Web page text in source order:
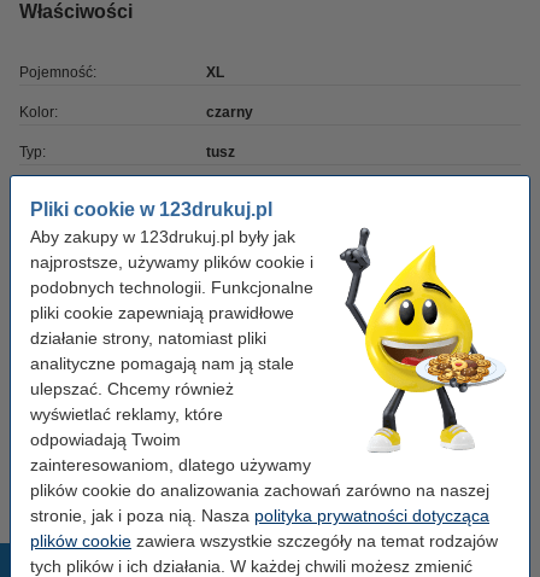
Pliki cookie w 123drukuj.pl
Aby zakupy w 123drukuj.pl były jak
najprostsze, używamy plików cookie i
podobnych technologii. Funkcjonalne
pliki cookie zapewniają prawidłowe
działanie strony, natomiast pliki
analityczne pomagają nam ją stale
ulepszać. Chcemy również
wyświetlać reklamy, które
odpowiadają Twoim
zainteresowaniom, dlatego używamy
plików cookie do analizowania zachowań zarówno na naszej
stronie, jak i poza nią. Nasza polityka prywatności dotycząca
plików cookie zawiera wszystkie szczegóły na temat rodzajów
tych plików i ich działania. W każdej chwili możesz zmienić
Właściwości
Pojemność: XL
Kolor: czarny
Typ: tusz
Marka: 123drukuj
Numer artykułu: 040272
Numer: 18C0034E
Zamów kolorowy
Lexmark 18C0035 (Nr 35) tusz kolorowy,
zwiększona pojemność, wersja 123drukuj
69,00 zł
Popularne produkty